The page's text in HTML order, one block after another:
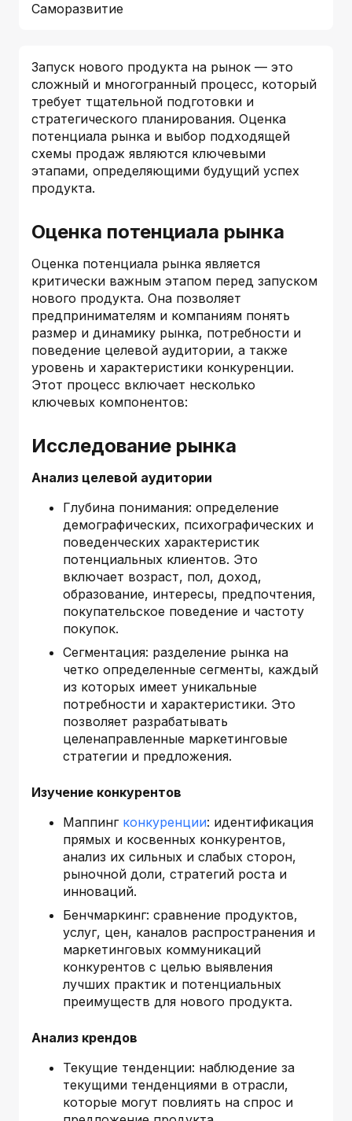
Саморазвитие
Запуск нового продукта на рынок — это
сложный и многогранный процесс, который
требует тщательной подготовки и
стратегического планирования. Оценка
потенциала рынка и выбор подходящей
схемы продаж являются ключевыми
этапами, определяющими будущий успех
продукта.
Оценка потенциала рынка
Оценка потенциала рынка является
критически важным этапом перед запуском
нового продукта. Она позволяет
предпринимателям и компаниям понять
размер и динамику рынка, потребности и
поведение целевой аудитории, а также
уровень и характеристики конкуренции.
Этот процесс включает несколько
ключевых компонентов:
Исследование рынка
Анализ целевой аудитории
Глубина понимания: определение
демографических, психографических и
поведенческих характеристик
потенциальных клиентов. Это
включает возраст, пол, доход,
образование, интересы, предпочтения,
покупательское поведение и частоту
покупок.
Сегментация: разделение рынка на
четко определенные сегменты, каждый
из которых имеет уникальные
потребности и характеристики. Это
позволяет разрабатывать
целенаправленные маркетинговые
стратегии и предложения.
Изучение конкурентов
Маппинг конкуренции: идентификация
прямых и косвенных конкурентов,
анализ их сильных и слабых сторон,
рыночной доли, стратегий роста и
инноваций.
Бенчмаркинг: сравнение продуктов,
услуг, цен, каналов распространения и
маркетинговых коммуникаций
конкурентов с целью выявления
лучших практик и потенциальных
преимуществ для нового продукта.
Анализ крендов
Текущие тенденции: наблюдение за
текущими тенденциями в отрасли,
которые могут повлиять на спрос и